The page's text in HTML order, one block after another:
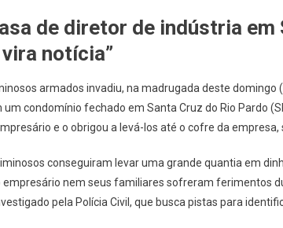
de diretor de indústria em
notícia”
armados invadiu, na madrugada deste domingo
condomínio fechado em Santa Cruz do Rio Pardo
e o obrigou a levá-los até o cofre da empresa,
conseguiram levar uma grande quantia em
nem seus familiares sofreram ferimentos
pela Polícia Civil, que busca pistas para